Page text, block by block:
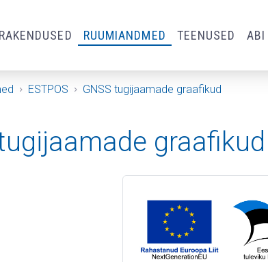
RUUMIANDMED TEENUSED ABI
ESTPOS GNSS tugijaamade graafikud
graafikud